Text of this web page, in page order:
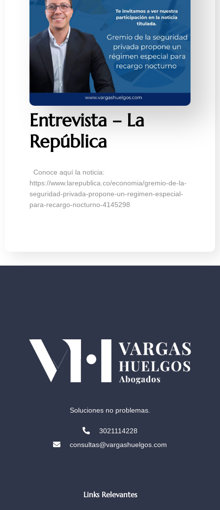
Entrevista – La
República
Conoce aquí la noticia:
https://www.larepublica.co/economia/gremio-de-la-
seguridad-privada-propone-un-regimen-especial-
para-recargo-nocturno-4145298
Soluciones no problemas.
3021114228
consultas@vargashuelgos.com
Links Relevantes